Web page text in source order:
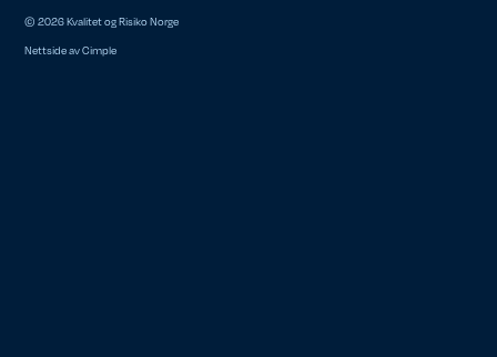
© 2026 Kvalitet og Risiko Norge
Nettside avCimple